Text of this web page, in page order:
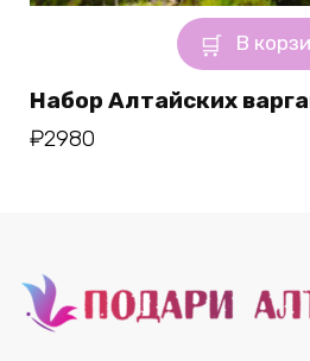
В
Набор Алтайских
₽2980